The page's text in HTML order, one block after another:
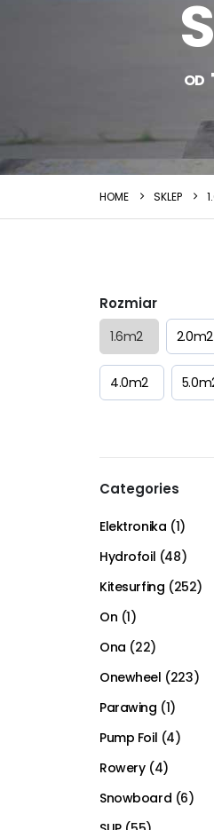
OD
HOME SKLEP
Rozmiar
1.6m2 2.0m2
4.0m2
Categories
Elektronika (1)
Hydrofoil (48)
Kitesurfing (252)
On (1)
Ona (22)
Onewheel (223)
Parawing (1)
Pump Foil (4)
Rowery (4)
Snowboard (6)